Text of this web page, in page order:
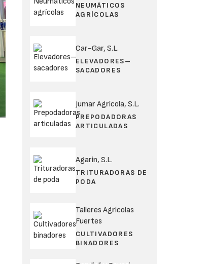
NEUMÁTICOS
AGRÍCOLAS
Car-Gar, S.L.
ELEVADORES–
SACADORES
Jumar Agrícola, S.L.
PREPODADORAS
ARTICULADAS
Agarin, S.L.
TRITURADORAS DE
PODA
Talleres Agrícolas
Fuertes
CULTIVADORES
BINADORES